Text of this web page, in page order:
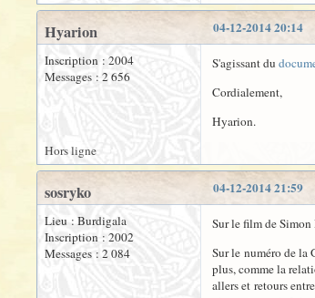
04-12-2014 20:14
Hyarion
Inscription : 2004
Messages : 2 656
S'agissant du
Cordialement,
Hyarion.
Hors ligne
04-12-2014 21:59
sosryko
Lieu : Burdigala
Inscription : 2002
Messages : 2 084
Sur le film de
Sur le numéro de la
plus, comme la
allers et retours